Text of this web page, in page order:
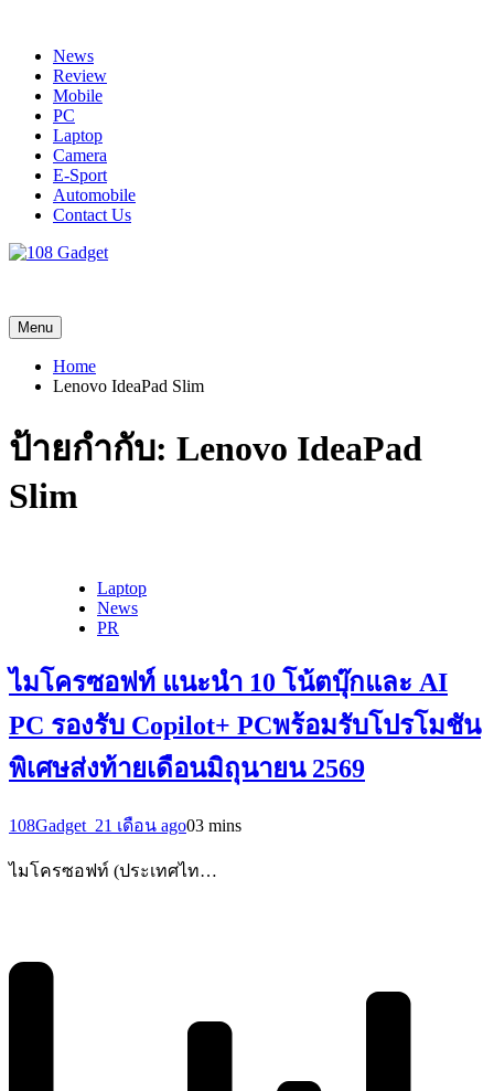
contentNews
Review
Mobile
PC
Laptop
Camera
E-Sport
Automobile
Contact Us
Menu
Home
Lenovo IdeaPad Slim
ป้ายกำกับ: Lenovo IdeaPad
Slim
Laptop
News
PR
ไมโครซอฟท์ แนะนำ 10 โน้ตบุ๊กและ AI
PC รองรับ Copilot+ PCพร้อมรับโปรโมชัน
พิเศษส่งท้ายเดือนมิถุนายน 2569
108Gadget_21 เดือน ago03 mins
ไมโครซอฟท์ (ประเทศไท…